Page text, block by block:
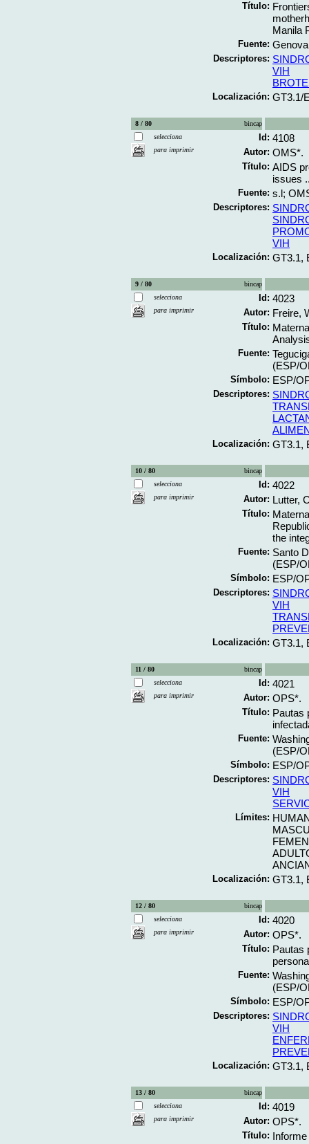
Título:
Manila
Fuente:
Descriptores:
VIH
Localización: GT3.1/
8 / 80
bincap
selecciona
para imprimir
Id: 4108
Autor: OMS*.
Título: AIDS
issues
Fuente: s.l;
Descriptores:
VIH
Localización: GT3.1,
9 / 80
bincap
selecciona
para imprimir
Id: 4023
Autor: Freire,
Título:
Fuente:
(ESP/
Símbolo: ESP/
Descriptores:
Localización: GT3.1,
10 / 80
bincap
selecciona
para imprimir
Id: 4022
Autor: Lutter,
Título:
the
Fuente: Santo
(ESP/
Símbolo: ESP/
Descriptores:
VIH
Localización: GT3.1,
11 / 80
bincap
selecciona
para imprimir
Id: 4021
Autor: OPS*.
Título: Pautas
Fuente:
(ESP/
Símbolo: ESP/
Descriptores:
VIH
Límites:
Localización: GT3.1,
12 / 80
bincap
selecciona
para imprimir
Id: 4020
Autor: OPS*.
Título: Pautas
Fuente:
(ESP/
Símbolo: ESP/
Descriptores:
VIH
Localización: GT3.1,
13 / 80
bincap
selecciona
para imprimir
Id: 4019
Autor: OPS*.
Título: